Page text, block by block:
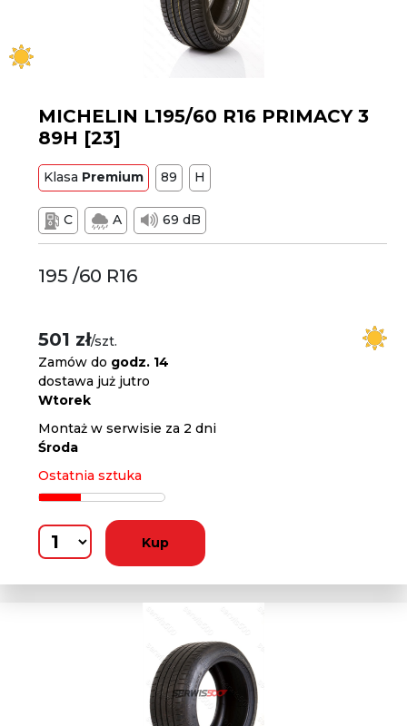
MICHELIN L195/60 R16 PRIMACY 3
89H [23]
Klasa Premium 89 H
C A 69 dB
195 /60 R16
501 zł/szt.
Zamów do godz. 14
dostawa już jutro
Wtorek
Montaż w serwisie za 2 dni
Środa
Ostatnia sztuka
Kup